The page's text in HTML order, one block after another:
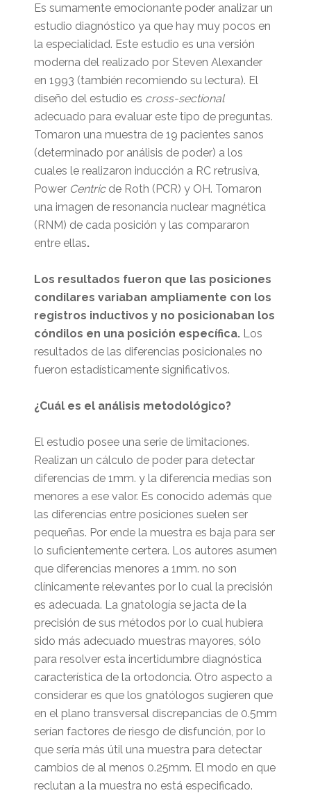
Es sumamente emocionante poder analizar un
estudio diagnóstico ya que hay muy pocos en
la especialidad. Este estudio es una versión
moderna del realizado por Steven Alexander
en 1993 (también recomiendo su lectura). El
diseño del estudio es cross-sectional
adecuado para evaluar este tipo de preguntas.
Tomaron una muestra de 19 pacientes sanos
(determinado por análisis de poder) a los
cuales le realizaron inducción a RC retrusiva,
Power Centricde Roth (PCR) y OH. Tomaron
una imagen de resonancia nuclear magnética
(RNM) de cada posición y las compararon
entre ellas.
Los resultados fueron que las posiciones
condilares variaban ampliamente con los
registros inductivos y no posicionaban los
cóndilos en una posición específica.Los
resultados de las diferencias posicionales no
fueron estadísticamente significativos.
¿Cuál es el análisis metodológico?
El estudio posee una serie de limitaciones.
Realizan un cálculo de poder para detectar
diferencias de 1mm. y la diferencia medias son
menores a ese valor. Es conocido además que
las diferencias entre posiciones suelen ser
pequeñas. Por ende la muestra es baja para ser
lo suficientemente certera. Los autores asumen
que diferencias menores a 1mm. no son
clínicamente relevantes por lo cual la precisión
es adecuada. La gnatología se jacta de la
precisión de sus métodos por lo cual hubiera
sido más adecuado muestras mayores, sólo
para resolver esta incertidumbre diagnóstica
característica de la ortodoncia. Otro aspecto a
considerar es que los gnatólogos sugieren que
en el plano transversal discrepancias de 0.5mm
serían factores de riesgo de disfunción, por lo
que sería más útil una muestra para detectar
cambios de al menos 0.25mm. El modo en que
reclutan a la muestra no está especificado.